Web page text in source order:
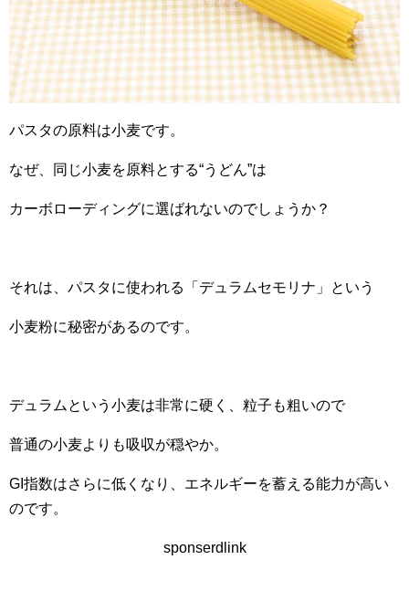
パスタの原料は小麦です。
なぜ、同じ小麦を原料とする“うどん”は
カーボローディングに選ばれないのでしょうか？
それは、パスタに使われる「デュラムセモリナ」という
小麦粉に秘密があるのです。
デュラムという小麦は非常に硬く、粒子も粗いので
普通の小麦よりも吸収が穏やか。
GI指数はさらに低くなり、エネルギーを蓄える能力が高い
のです。
sponserdlink